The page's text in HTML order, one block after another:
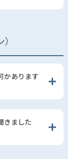
かあります
きました